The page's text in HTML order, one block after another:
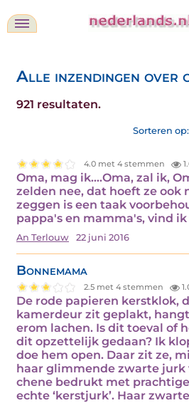
Alle inzendingen over
921 resultaten.
Sorteren op:
4.0 met 4 stemmen
Oma, mag ik....Oma, zal ik,
zelden nee, dat hoeft ze ook
zeggen is een taak
pappa's en mamma's, vind
An Terlouw 22 juni 2016
Bonnemama
2.5 met 4 stemmen
De rode papieren kerstklok,
kamerdeur zit geplakt,
erom lachen. Is dit toeval of
dit opzettelijk gedaan? Ik
doe hem open. Daar zit ze,
haar glimmende zwarte jurk
chene bedrukt met
echte ‘kerstjurk’. Haar